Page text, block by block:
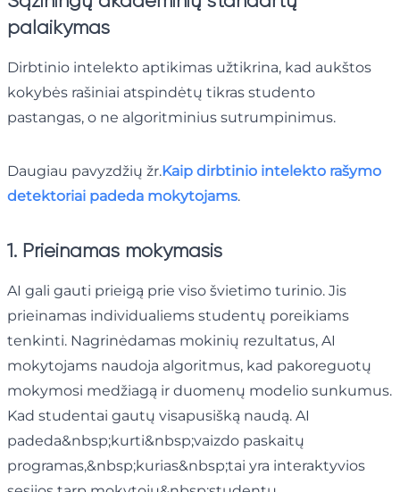
palaikymas
Dirbtinio intelekto aptikimas užtikrina, kad aukštos
kokybės rašiniai atspindėtų tikras studento
pastangas, o ne algoritminius sutrumpinimus.
Daugiau pavyzdžių žr.Kaip dirbtinio intelekto rašymo
detektoriai padeda mokytojams.
1. Prieinamas mokymasis
AI gali gauti prieigą prie viso švietimo turinio. Jis
prieinamas individualiems studentų poreikiams
tenkinti. Nagrinėdamas mokinių rezultatus, AI
mokytojams naudoja algoritmus, kad pakoreguotų
mokymosi medžiagą ir duomenų modelio sunkumus.
Kad studentai gautų visapusišką naudą. AI
padeda&nbsp;kurti&nbsp;vaizdo paskaitų
programas,&nbsp;kurias&nbsp;tai yra interaktyvios